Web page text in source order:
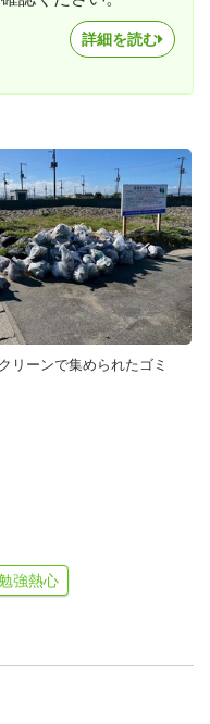
詳細を読む
リーンで集められたゴミ
強熱心